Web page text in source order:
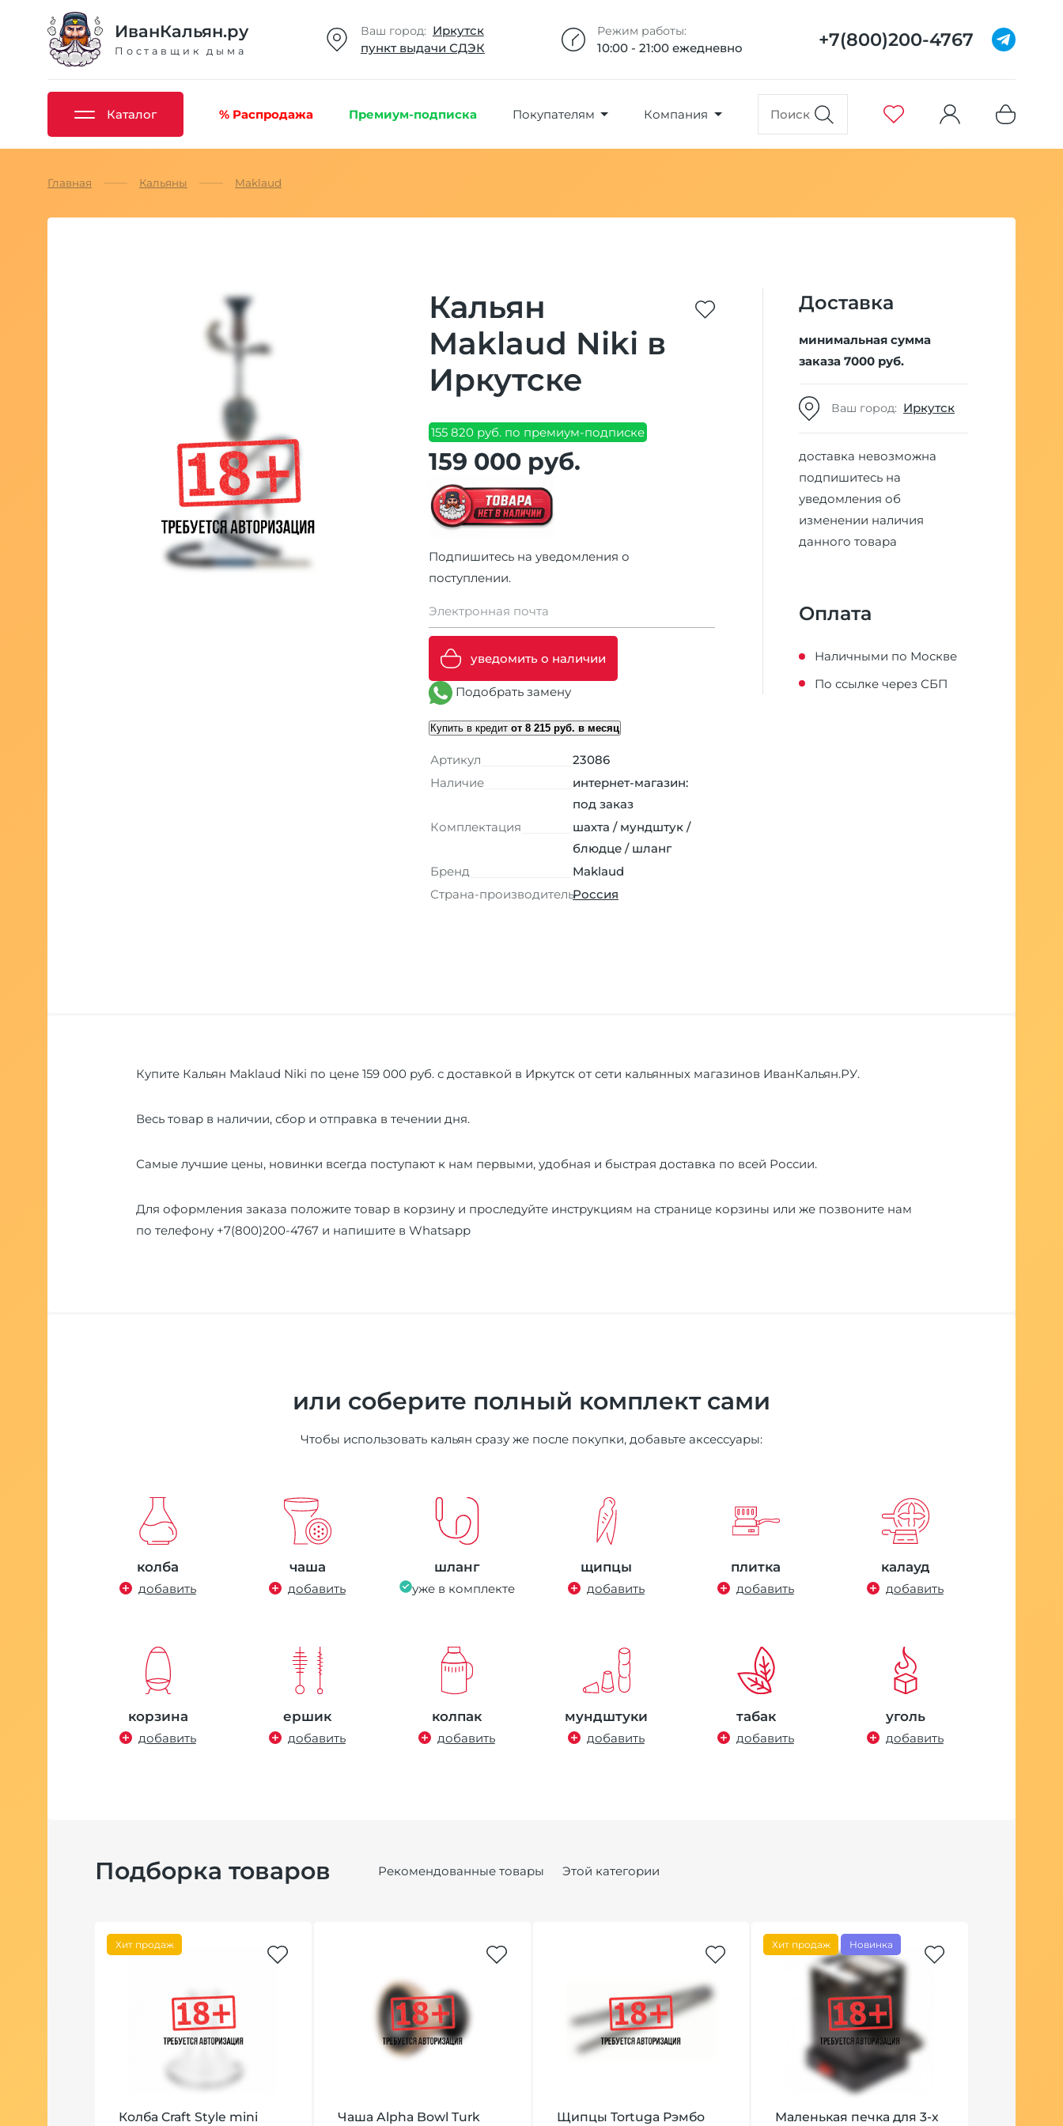
ИванКальян.ру
Поставщик дыма
Ваш город: Иркутск
пункт выдачи СДЭК
Режим работы:
10:00 - 21:00 ежедневно +7(800)200-4767
Каталог % Распродажа Премиум-подписка Покупателям Компания
Товар добавлен в избранное
Добавлено максимальное кол-во товара
Главная Кальяны Maklaud
Кальян
Maklaud Niki в
Иркутске
155 820 руб. по премиум-подписке
159 000 руб.
Подпишитесь на уведомления о
поступлении.
Электронная почта
уведомить о наличии
Подобрать замену
Купить в кредит от 8 215 руб. в месяц
Артикул
23086
Наличие
интернет-магазин:
под заказ
Комплектация
шахта / мундштук /
блюдце / шланг
Бренд
Maklaud
Страна-производительРоссия
Доставка
минимальная сумма
заказа 7000 руб.
Ваш город: Иркутск
доставка невозможна
подпишитесь на
уведомления об
изменении наличия
данного товара
Оплата
Наличными по Москве
По ссылке через СБП
Купите Кальян Maklaud Niki по цене 159 000 руб. с доставкой в Иркутск от сети кальянных магазинов ИванКальян.РУ.
Весь товар в наличии, сбор и отправка в течении дня.
Самые лучшие цены, новинки всегда поступают к нам первыми, удобная и быстрая доставка по всей России.
Для оформления заказа положите товар в корзину и проследуйте инструкциям на странице корзины или же позвоните нам
по телефону +7(800)200-4767 и напишите в Whatsapp
или соберите полный комплект сами
Чтобы использовать кальян сразу же после покупки, добавьте аксессуары:
колба
добавить
чаша
добавить
шланг
уже в комплекте
щипцы
добавить
плитка
добавить
калауд
добавить
корзина
добавить
ершик
добавить
колпак
добавить
мундштуки
добавить
табак
добавить
уголь
добавить
Подборка товаров Рекомендованные товары Этой категории
Хит продаж
Колба Craft Style mini
Чаша Alpha Bowl Turk
Щипцы Tortuga Рэмбо
Хит продаж Новинка
Маленькая печка для 3-х